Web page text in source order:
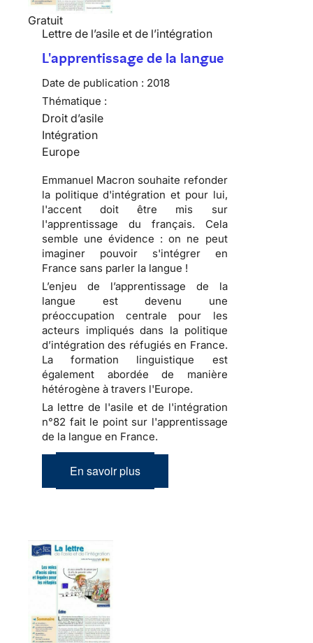
Gratuit
Lettre de l’asile et de l’intégration
L'apprentissage de la langue
Date de publication : 2018
Thématique :
Droit d’asile
Intégration
Europe
Emmanuel Macron souhaite refonder
la politique d'intégration et pour lui,
l'accent doit être mis sur
l'apprentissage du français. Cela
semble une évidence : on ne peut
imaginer pouvoir s'intégrer en
France sans parler la langue !
L’enjeu de l’apprentissage de la
langue est devenu une
préoccupation centrale pour les
acteurs impliqués dans la politique
d’intégration des réfugiés en France.
La formation linguistique est
également abordée de manière
hétérogène à travers l'Europe.
La lettre de l'asile et de l'intégration
n°82 fait le point sur l'apprentissage
de la langue en France.
En savoir plus